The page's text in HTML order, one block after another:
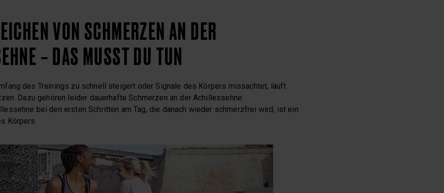
VON SCHMERZEN AN DER
– DAS MUSST DU TUN
des Trainings zu schnell steigert oder Signale des Körpers missachtet, läuft
Dazu gehören leider dauerhafte Schmerzen an der Achillessehne.
bei den ersten Schritten am Tag, die danach wieder schmerzfrei wird, ist ein
Körpers.